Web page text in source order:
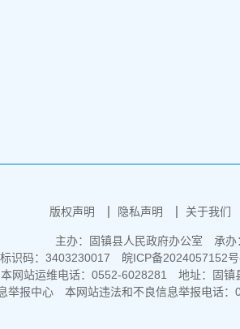
版权声明 隐私声明 关于我们
主办：固镇县人民政府办公室
承办
识码：3403230017
皖ICP备2024057152号
本网站运维电话：0552-6028281
地址：固镇
举报中心
本网站违法和不良信息举报电话：